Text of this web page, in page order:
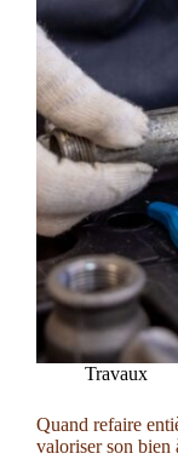
Travaux
Quand refaire
valoriser son bien